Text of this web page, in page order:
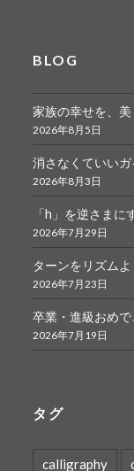
BLOG
家族の幸せを、
2026年8月5日
消さなくていい
2026年8月3日
「h」を逆さまに
2026年7月29日
ターンをリズム
2026年7月23日
卒業・進級おめ
2026年7月19日
タグ
calligraphy